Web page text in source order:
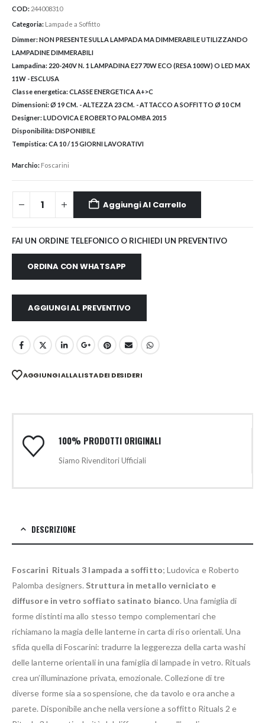
COD: 244008310
Categoria: Lampade a Soffitto
Dimmer:NON PRESENTE SULLA LAMPADA MA DIMMERABILE UTILIZZANDO
LAMPADINE DIMMERABILI
Lampadina: 220-240V N. 1 LAMPADINA E27 70W ECO (RESA 100W) O LED MAX
11W - ESCLUSA
Classe energetica:CLASSE ENERGETICA A+>C
Dimensioni:Ø 19 CM. - ALTEZZA 23 CM. - ATTACCO A SOFFITTO Ø 10 CM
Designer:LUDOVICA E ROBERTO PALOMBA 2015
Disponibilità:DISPONIBILE
Tempistica:CA 10 / 15 GIORNI LAVORATIVI
Marchio: Foscarini
Aggiungi Al Carrello
FAI UN ORDINE TELEFONICO O RICHIEDI UN PREVENTIVO
ORDINA CON WHATSAPP
AGGIUNGI AL PREVENTIVO
AGGIUNGI ALLA LISTA DEI DESIDERI
100% PRODOTTI ORIGINALI
Siamo Rivenditori Ufficiali
DESCRIZIONE
Foscarini Rituals 3 lampada a soffitto; Ludovica e Roberto
Palomba designers. Struttura in metallo verniciato e
diffusore in vetro soffiato satinato bianco. Una famiglia di
forme distinti ma allo stesso tempo complementari che
richiamano la magia delle lanterne in carta di riso orientali. Una
sfida quella di Foscarini: tradurre la leggerezza della carta washi
delle lanterne orientali in una famiglia di lampade in vetro. Rituals
crea un’illuminazione privata, emozionale. Collezione di tre
diverse forme sia a sospensione, che da tavolo e ora anche a
parete. Disponibile anche nella versione a soffitto Rituals 2 e